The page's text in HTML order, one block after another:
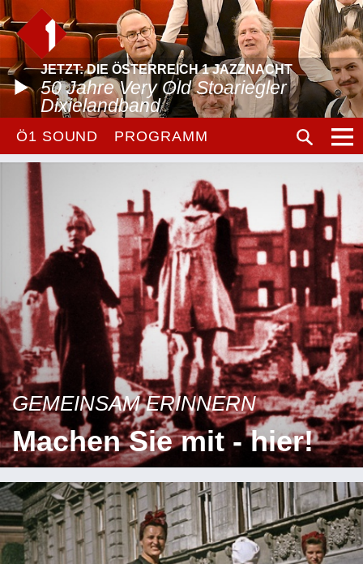
JETZT: DIE ÖSTERREICH 1 JAZZNACHT
50 Jahre Very Old Stoariegler
Dixielandband
Ö1 SOUND PROGRAMM
GEMEINSAM ERINNERN
Machen Sie mit - hier!